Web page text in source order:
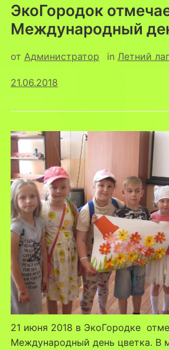
ЭкоГородок
Международный
от Администратор in Летний
21.06.2018
21 июня 2018 в ЭкоГородке
Международный день цветка. В